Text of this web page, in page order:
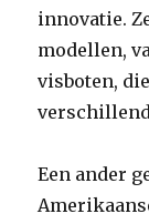
innovatie.
modellen,
visboten,
Een ander